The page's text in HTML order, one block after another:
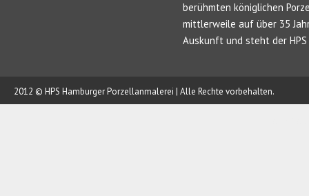
berühmten königlichen
mittlerweile auf über 35
Auskunft und steht der
2012 © HPS Hamburger Porzellanmalerei | Alle Rechte vorbehalten.